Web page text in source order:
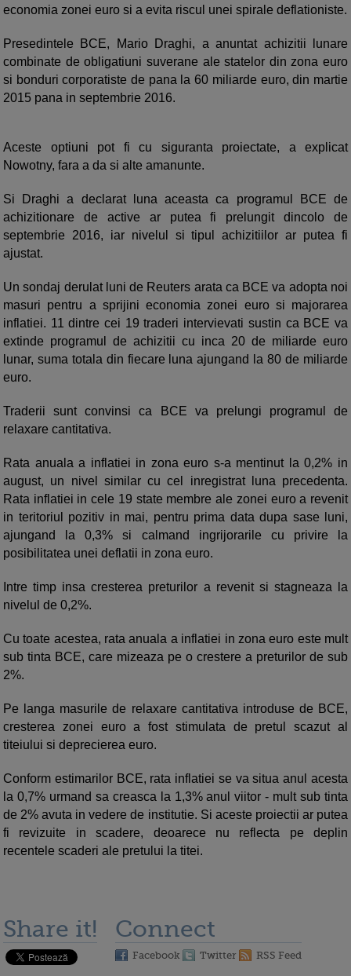
economia zonei euro si a evita riscul unei spirale deflationiste.
Presedintele BCE, Mario Draghi, a anuntat achizitii lunare
combinate de obligatiuni suverane ale statelor din zona euro
si bonduri corporatiste de pana la 60 miliarde euro, din martie
2015 pana in septembrie 2016.
Aceste optiuni pot fi cu siguranta proiectate, a explicat
Nowotny, fara a da si alte amanunte.
Si Draghi a declarat luna aceasta ca programul BCE de
achizitionare de active ar putea fi prelungit dincolo de
septembrie 2016, iar nivelul si tipul achizitiilor ar putea fi
ajustat.
Un sondaj derulat luni de Reuters arata ca BCE va adopta noi
masuri pentru a sprijini economia zonei euro si majorarea
inflatiei. 11 dintre cei 19 traderi intervievati sustin ca BCE va
extinde programul de achizitii cu inca 20 de miliarde euro
lunar, suma totala din fiecare luna ajungand la 80 de miliarde
euro.
Traderii sunt convinsi ca BCE va prelungi programul de
relaxare cantitativa.
Rata anuala a inflatiei in zona euro s-a mentinut la 0,2% in
august, un nivel similar cu cel inregistrat luna precedenta.
Rata inflatiei in cele 19 state membre ale zonei euro a revenit
in teritoriul pozitiv in mai, pentru prima data dupa sase luni,
ajungand la 0,3% si calmand ingrijorarile cu privire la
posibilitatea unei deflatii in zona euro.
Intre timp insa cresterea preturilor a revenit si stagneaza la
nivelul de 0,2%.
Cu toate acestea, rata anuala a inflatiei in zona euro este mult
sub tinta BCE, care mizeaza pe o crestere a preturilor de sub
2%.
Pe langa masurile de relaxare cantitativa introduse de BCE,
cresterea zonei euro a fost stimulata de pretul scazut al
titeiului si deprecierea euro.
Conform estimarilor BCE, rata inflatiei se va situa anul acesta
la 0,7% urmand sa creasca la 1,3% anul viitor - mult sub tinta
de 2% avuta in vedere de institutie. Si aceste proiectii ar putea
fi revizuite in scadere, deoarece nu reflecta pe deplin
recentele scaderi ale pretului la titei.
Share it! Connect
Facebook Twitter RSS Feed